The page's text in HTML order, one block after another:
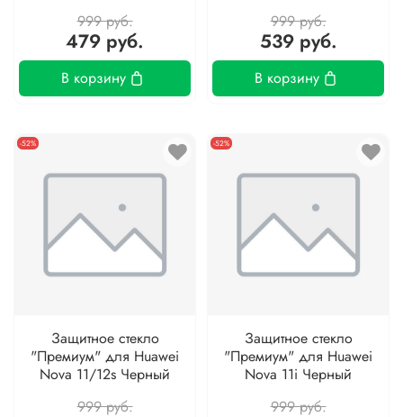
999 руб.
479 руб.
В корзину
999 руб.
539 руб.
В корзину
-52%
Защитное стекло
"Премиум" для Huawei
Nova 11/12s Черный
999 руб.
-52%
Защитное стекло
"Премиум" для Huawei
Nova 11i Черный
999 руб.